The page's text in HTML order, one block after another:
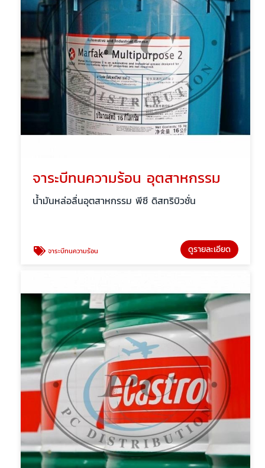
จาระบีทนความร้อน อุตสาหกรรม
น้ำมันหล่อลื่นอุตสาหกรรม พีซี ดิสทริบิวชั่น
จาระบีทนความร้อน ดูรายละเอียด